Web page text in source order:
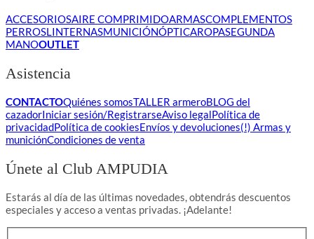
ACCESORIOSAIRE COMPRIMIDOARMASCOMPLEMENTOS
PERROSLINTERNASMUNICIÓNÓPTICAROPASEGUNDA
MANOOUTLET
Asistencia
CONTACTOQuiénes somosTALLER armeroBLOG del
cazadorIniciar sesión/RegistrarseAviso legalPolítica de
privacidadPolítica de cookiesEnvíos y devoluciones(!) Armas y
municiónCondiciones de venta
Únete al Club AMPUDIA
Estarás al día de las últimas novedades, obtendrás descuentos
especiales y acceso a ventas privadas. ¡Adelante!